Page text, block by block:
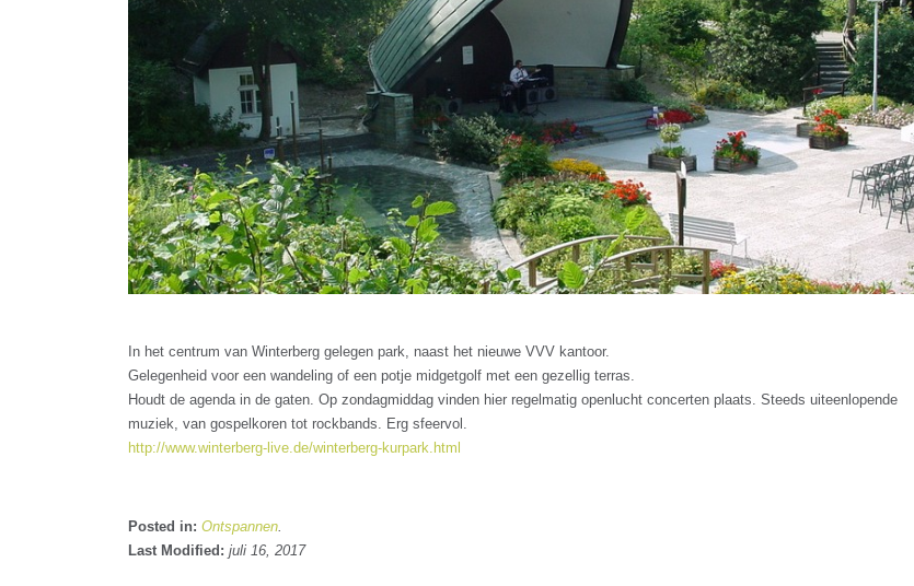
In het centrum van Winterberg gelegen park, naast het nieuwe VVV kantoor.
Gelegenheid voor een wandeling of een potje midgetgolf met een gezellig terras.
Houdt de agenda in de gaten. Op zondagmiddag vinden hier regelmatig openlucht concerten plaats. Steeds uiteenlopende
muziek, van gospelkoren tot rockbands. Erg sfeervol.
http://www.winterberg-live.de/winterberg-kurpark.html
Posted in: Ontspannen.
Last Modified: juli 16, 2017